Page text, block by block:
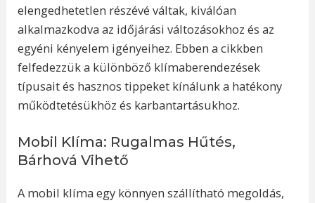
elengedhetetlen részévé váltak, kiválóan
alkalmazkodva az időjárási változásokhoz és az
egyéni kényelem igényeihez. Ebben a cikkben
felfedezzük a különböző klímaberendezések
típusait és hasznos tippeket kínálunk a hatékony
működtetésükhöz és karbantartásukhoz.
Mobil Klíma: Rugalmas Hűtés,
Bárhová Vihető
A mobil klíma egy könnyen szállítható megoldás,